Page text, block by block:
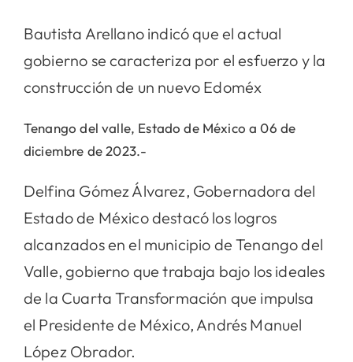
Bautista Arellano indicó que el actual
gobierno se caracteriza por el esfuerzo y la
construcción de un nuevo Edoméx
Tenango del valle, Estado de México a 06 de
diciembre de 2023.-
Delfina Gómez Álvarez, Gobernadora del
Estado de México destacó los logros
alcanzados en el municipio de Tenango del
Valle, gobierno que trabaja bajo los ideales
de la Cuarta Transformación que impulsa
el Presidente de México, Andrés Manuel
López Obrador.